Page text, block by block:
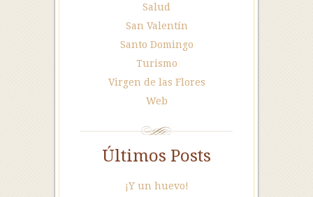
Salud
San Valentín
Santo Domingo
Turismo
Virgen de las Flores
Web
Últimos Posts
¡Y un huevo!